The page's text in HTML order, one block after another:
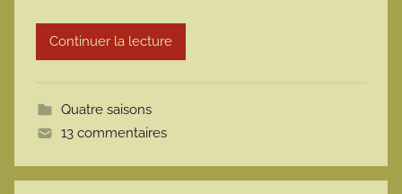
Continuer la lecture
Quatre saisons
13 commentaires